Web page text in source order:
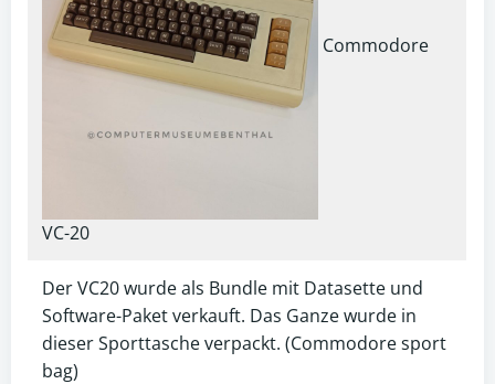
Commodore
VC-20
Der VC20 wurde als Bundle mit Datasette und
Software-Paket verkauft. Das Ganze wurde in
dieser Sporttasche verpackt. (Commodore sport
bag)